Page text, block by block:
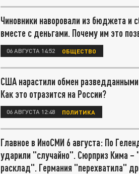
Чиновники наворовали из бюджета и
вместе с деньгами. Почему им это
06 АВГУСТА 14:52 ОБЩЕСТВО
США нарастили обмен
Как это отразится на России?
06 АВГУСТА 12:48 ПОЛИТИКА
Главное в ИноСМИ 6 августа: По
ударили "случайно". Сюрприз Кима
расклад". Германия "перехватила"